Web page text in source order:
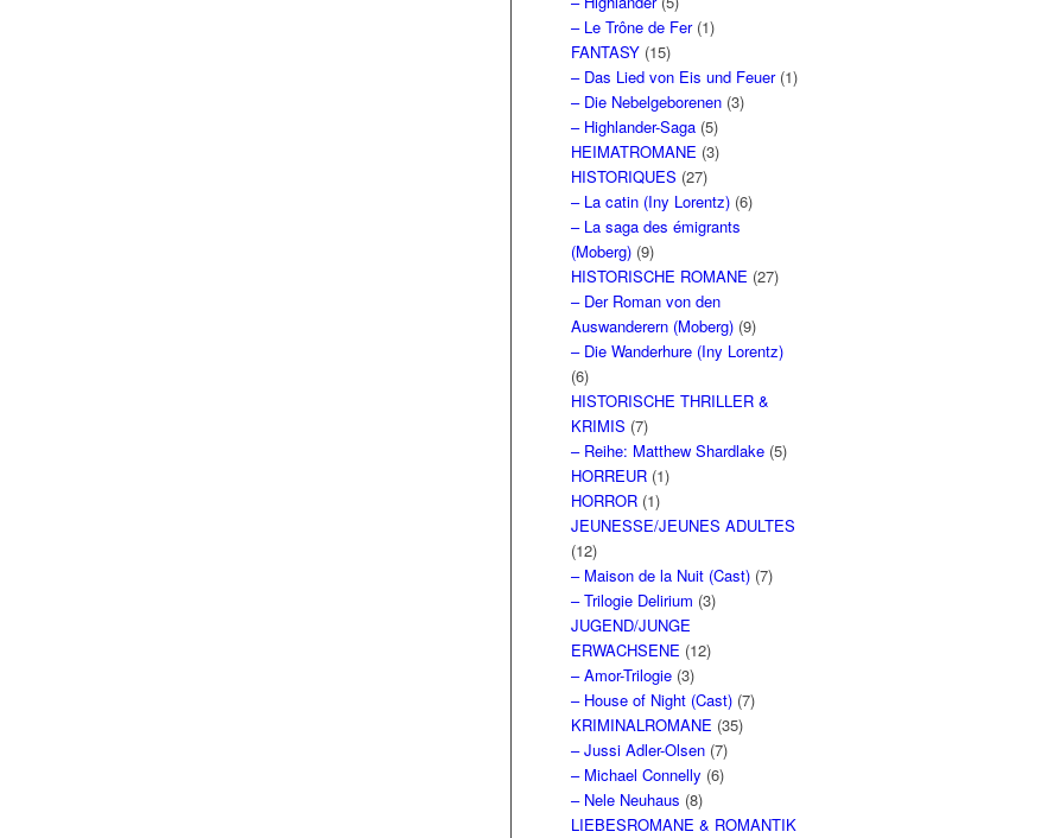
– Le Trône de Fer(1)
FANTASY (15)
– Das Lied von Eis und Feuer(1)
– Die Nebelgeborenen (3)
– Highlander-Saga (5)
HEIMATROMANE (3)
HISTORIQUES (27)
– La catin (Iny Lorentz) (6)
– La saga des émigrants
(Moberg) (9)
HISTORISCHE ROMANE (27)
– Der Roman von den
Auswanderern (Moberg) (9)
– Die Wanderhure (Iny Lorentz)
(6)
HISTORISCHE THRILLER &
KRIMIS (7)
– Reihe: Matthew Shardlake (5)
HORREUR (1)
HORROR (1)
JEUNESSE/JEUNES ADULTES
(12)
– Maison de la Nuit (Cast) (7)
– Trilogie Delirium (3)
JUGEND/JUNGE
ERWACHSENE (12)
– Amor-Trilogie (3)
– House of Night (Cast) (7)
KRIMINALROMANE (35)
– Jussi Adler-Olsen (7)
– Michael Connelly (6)
– Nele Neuhaus (8)
LIEBESROMANE & ROMANTIK